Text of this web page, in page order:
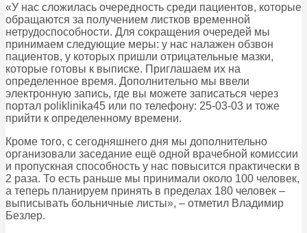
«У нас сложилась очередность среди пациентов, которые
обращаются за получением листков временной
нетрудоспособности. Для сокращения очередей мы
принимаем следующие меры: у нас налажен обзвон
пациентов, у которых пришли отрицательные мазки,
которые готовы к выписке. Приглашаем их на
определенное время. Дополнительно мы ввели
электронную запись, где вы можете записаться через
портал poliklinika45 или по телефону: 25-03-03 и тоже
прийти к определенному времени.
Кроме того, с сегодняшнего дня мы дополнительно
организовали заседание ещё одной врачебной комиссии
и пропускная способность у нас повысится практически в
2 раза. То есть раньше мы принимали около 100 человек,
а теперь планируем принять в пределах 180 человек –
выписывать больничные листы», – отметил Владимир
Безлер.